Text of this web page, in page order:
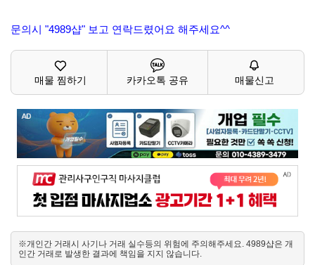
문의시 "4989샵" 보고 연락드렸어요 해주세요^^
매물 찜하기 카카오톡 공유 매물신고
※개인간 거래시 사기나 거래 실수등의 위험에 주의해주세요. 4989샵은 개
인간 거래로 발생한 결과에 책임을 지지 않습니다.